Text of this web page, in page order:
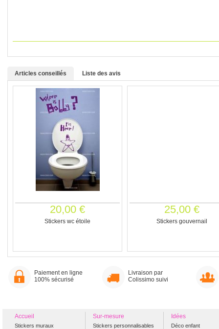
Articles conseillés Liste des avis
20,00 €
Stickers wc étoile
25,00 €
Stickers gouvernail
Paiement en ligne
100% sécurisé
Livraison par
Colissimo suivi
Accueil
Stickers muraux
Sur-mesure
Stickers personnalisables
Idées
Déco enfant